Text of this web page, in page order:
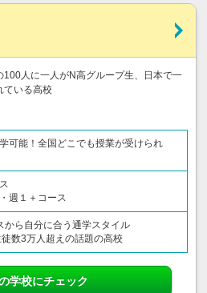
100人に一人がN高グループ生、日本で一
ている高校
可能！全国どこでも授業が受けられ
週１＋コース
から自分に合う通学スタイル
数3万人超えの話題の高校
学校にチェック